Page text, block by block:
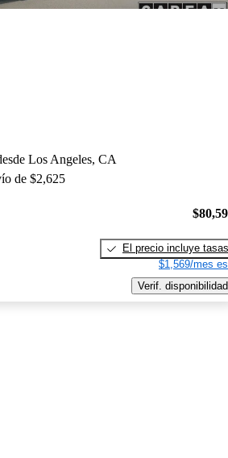
Los Angeles, CA
de $2,625
El precio incluye tasas
$1,569/mes
Verif. disponibilidad